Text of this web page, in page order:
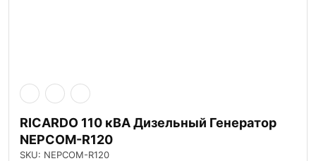
RICARDO 110 кВА Дизельный Генератор
NEPCOM-R120
SKU: NEPCOM-R120